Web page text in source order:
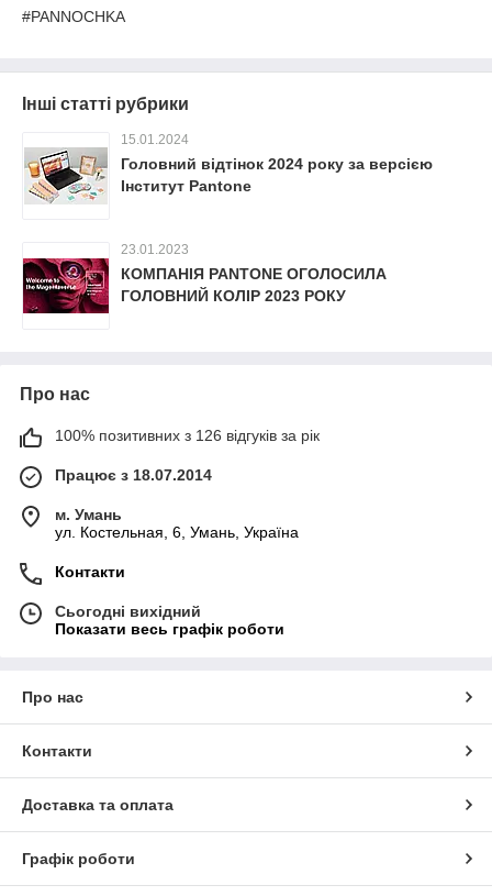
#PANNOCHKA
Інші статті рубрики
15.01.2024
Головний відтінок 2024 року за версією
Інститут Pantone
23.01.2023
КОМПАНІЯ PANTONE ОГОЛОСИЛА
ГОЛОВНИЙ КОЛІР 2023 РОКУ
Про нас
100% позитивних з 126 відгуків за рік
Працює з 18.07.2014
м. Умань
ул. Костельная, 6, Умань, Україна
Контакти
Сьогодні вихідний
Показати весь графік роботи
Про нас
Контакти
Доставка та оплата
Графік роботи